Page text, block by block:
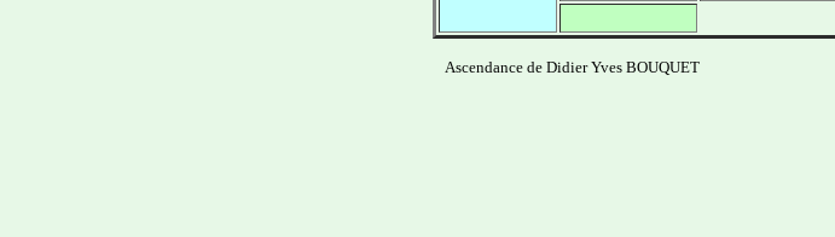
Ascendance de Didier Yves BOUQUET------------------------------